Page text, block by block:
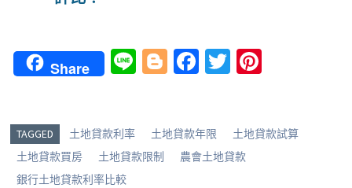
Share
Li Bl
g
er
Fa
o
o
T
er es
TAGGED 土地貸款利率 土地貸款年限
土地貸款試算
土地貸款買房
土地貸款限制
農會土地貸款
銀行土地貸款利率比較